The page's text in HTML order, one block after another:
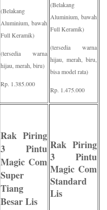
(Belakang
Aluminium, bawah
Full Keramik)
(tersedia warna
hijau, merah, biru)
Rp. 1.385.000
(Belakang
Aluminium, bawah
Full Keramik)
(tersedia warna
hijau, merah, biru,
bisa model rata)
Rp. 1.475.000
Rak Piring
3 Pintu
Magic Com
Super
Tiang
Besar Lis
Rak Piring
3 Pintu
Magic Com
Standard
Lis